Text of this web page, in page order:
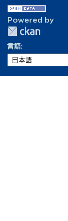
Powered by
言語